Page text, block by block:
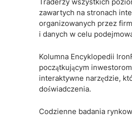
zawartych na stronach
organizowanych przez
i danych w celu
Kolumna Encyklopedii
początkującym
interaktywne narzędzie,
doświadczenia.
Codzienne badania